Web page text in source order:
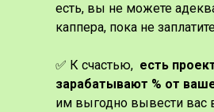
есть, вы не можете
каппера, пока не
✅ К счастью, есть
зарабатывают % от
им выгодно вывести вас